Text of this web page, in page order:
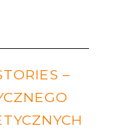
–